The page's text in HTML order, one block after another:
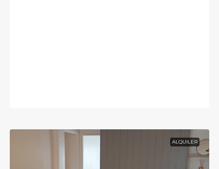
ALQUILER